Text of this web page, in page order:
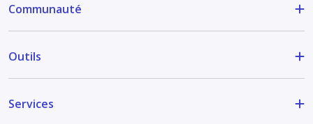
Communauté
Outils
Services